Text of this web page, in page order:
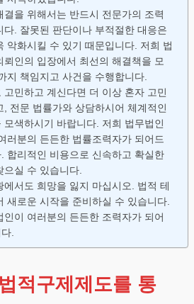
결을 위해서는 반드시 전문가의 조력
다. 잘못된 판단이나 부적절한 대응은
악화시킬 수 있기 때문입니다. 저희 법
뢰인의 입장에서 최선의 해결책을 모
지 책임지고 사건을 수행합니다.
고민하고 계신다면 더 이상 혼자 고민
, 전문 법률가와 상담하시어 체계적인
모색하시기 바랍니다. 저희 법무법인
러분의 든든한 법률조력자가 되어드
합리적인 비용으로 신속하고 확실한
으실 수 있습니다.
에서도 희망을 잃지 마십시오. 법적 테
새로운 시작을 준비하실 수 있습니다.
인이 여러분의 든든한 조력자가 되어
.
적구제제도를 통